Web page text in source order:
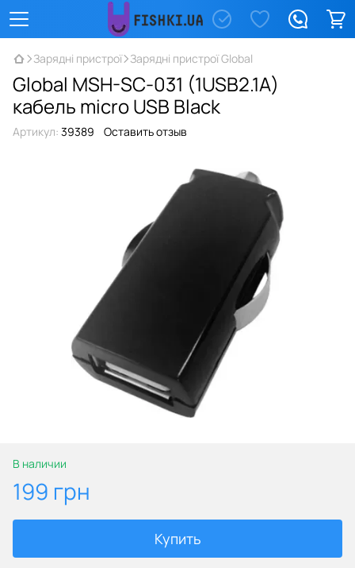
Зарядні пристрої Зарядні пристрої Global
Global MSH-SC-031 (1USB2.1A)
кабель micro USB Black
Артикул: 39389 Оставить отзыв
В наличии
199 грн
Купить